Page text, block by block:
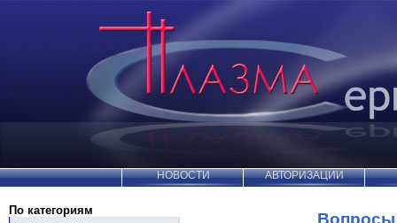
НОВОСТИ АВТОРИЗАЦИИ
По категориям
Вопросы